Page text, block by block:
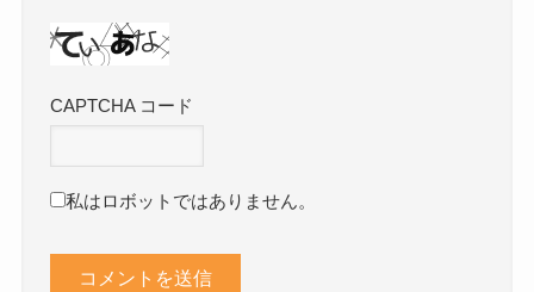
CAPTCHA コード
私はロボットではありません。